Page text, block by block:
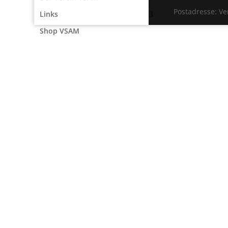
Links
Shop VSAM
Postadresse: